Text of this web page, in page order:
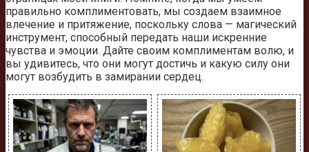
правильно комплиментовать, мы создаем взаимное
влечение и притяжение, поскольку слова — магический
инструмент, способный передать наши искренние
чувства и эмоции. Дайте своим комплиментам волю, и
вы удивитесь, что они могут достичь и какую силу они
могут возбудить в замирании сердец.